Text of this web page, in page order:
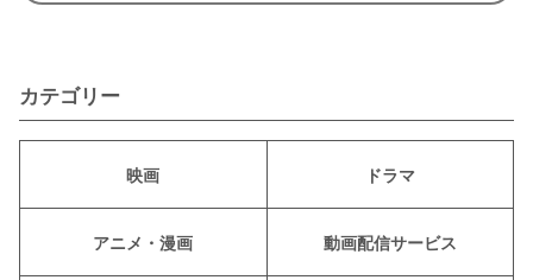
カテゴリー
映画 ドラマ
アニメ・漫画 動画配信サービス